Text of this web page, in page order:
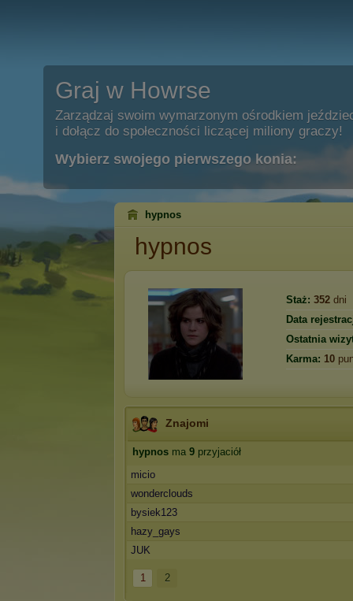
Graj w Howrse
Zarządzaj swoim wymarzonym ośrodkiem
i dołącz do społeczności liczącej miliony graczy!
Wybierz swojego pierwszego konia:
hypnos
hypnos
Staż: 352 dni
Data
Ostatnia
Karma: 10
Znajomi
hypnos ma 9 przyjaciół
micio
wonderclouds
bysiek123
hazy_gays
JUK
1 2